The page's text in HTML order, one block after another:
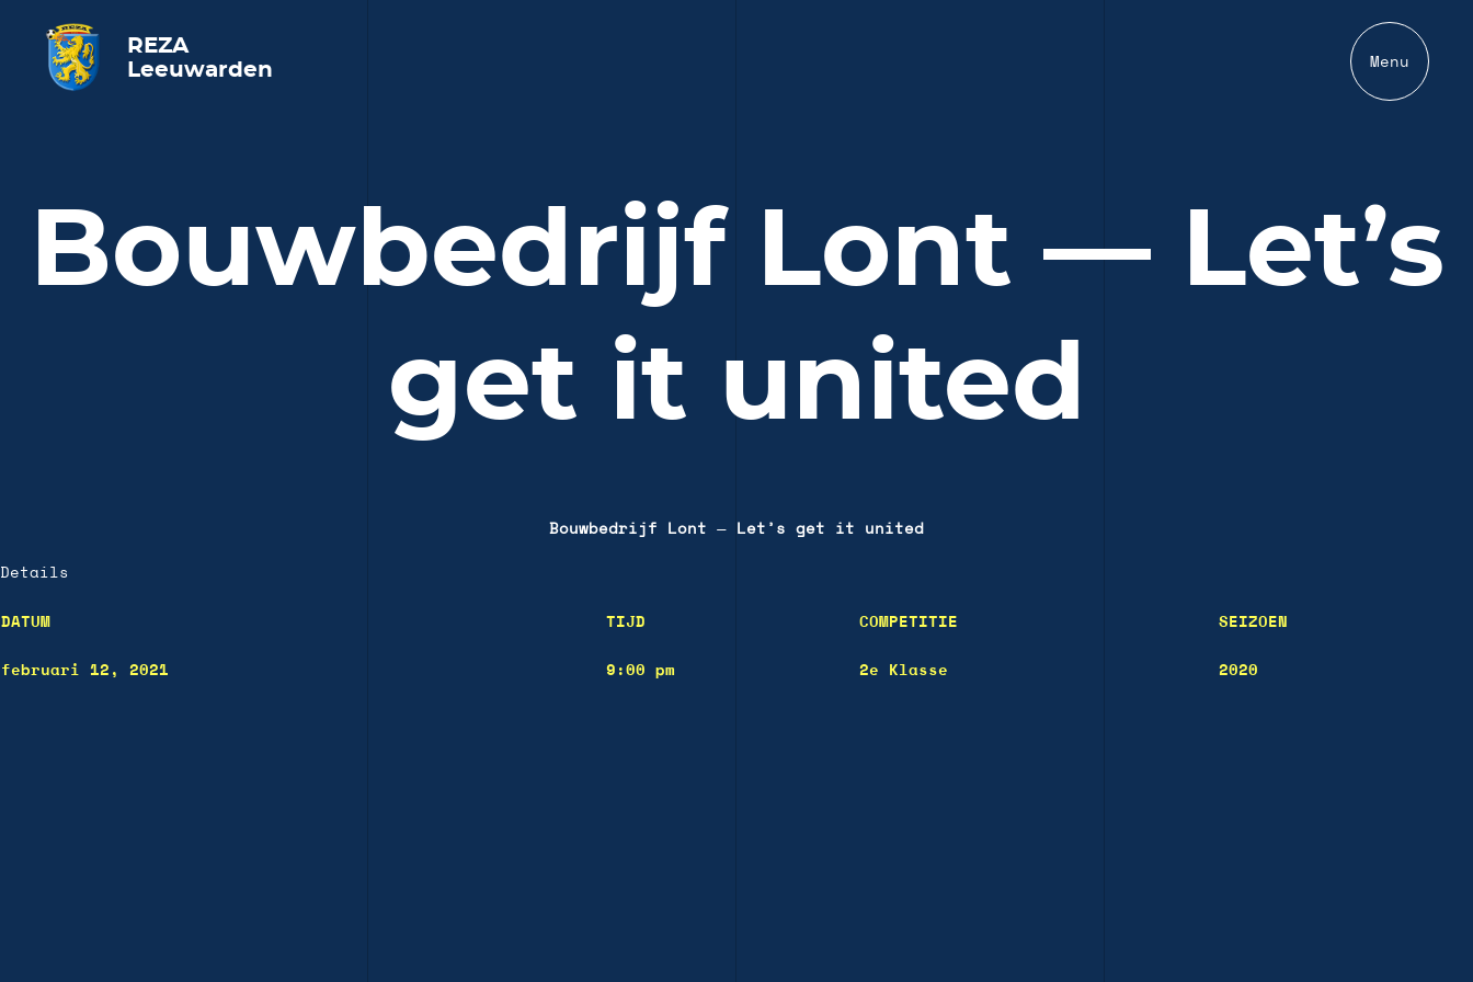
REZA
Leeuwarden
Menu
Bouwbedrijf Lont — Let’s
get it united
Bouwbedrijf Lont — Let’s get it united
Details
DATUM TIJD COMPETITIE SEIZOEN
februari 12, 2021 9:00 pm 2e Klasse 2020